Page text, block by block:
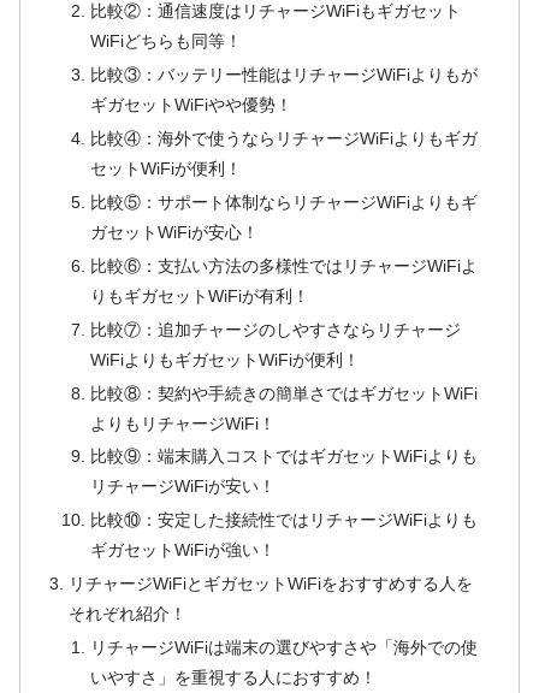
比較②：通信速度はリチャージWiFiもギガセット
WiFiどちらも同等！
比較③：バッテリー性能はリチャージWiFiよりもが
ギガセットWiFiやや優勢！
比較④：海外で使うならリチャージWiFiよりもギガ
セットWiFiが便利！
比較⑤：サポート体制ならリチャージWiFiよりもギ
ガセットWiFiが安心！
比較⑥：支払い方法の多様性ではリチャージWiFiよ
りもギガセットWiFiが有利！
比較⑦：追加チャージのしやすさならリチャージ
WiFiよりもギガセットWiFiが便利！
比較⑧：契約や手続きの簡単さではギガセットWiFi
よりもリチャージWiFi！
比較⑨：端末購入コストではギガセットWiFiよりも
リチャージWiFiが安い！
比較⑩：安定した接続性ではリチャージWiFiよりも
ギガセットWiFiが強い！
リチャージWiFiとギガセットWiFiをおすすめする人を
それぞれ紹介！
リチャージWiFiは端末の選びやすさや「海外での使
いやすさ」を重視する人におすすめ！